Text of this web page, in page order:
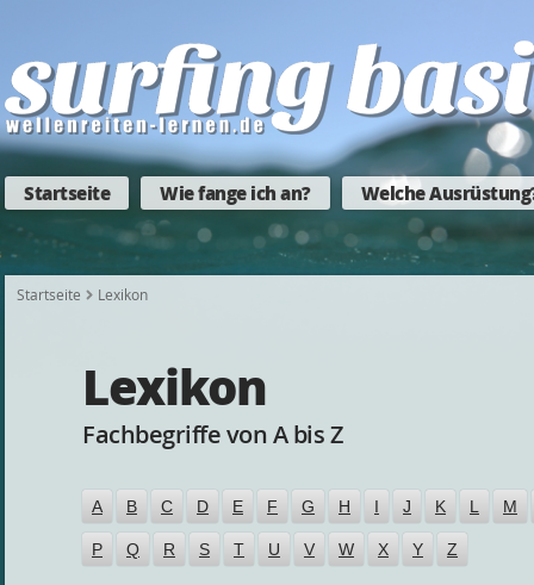
Startseite Wie fange ich an? Welche
Startseite Lexikon
Lexikon
Fachbegriffe von A bis Z
A B C D E F G H I J K L M
P Q R S T U V W X Y Z